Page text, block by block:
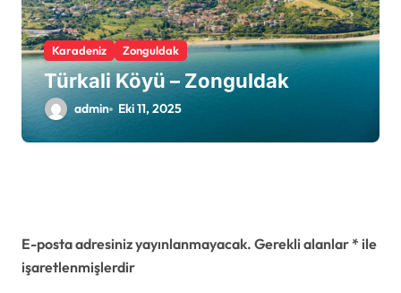
Karadeniz Zonguldak
Türkali Köyü – Zonguldak
admin Eki 11, 2025
E-posta adresiniz yayınlanmayacak. Gerekli alanlar* ile
işaretlenmişlerdir